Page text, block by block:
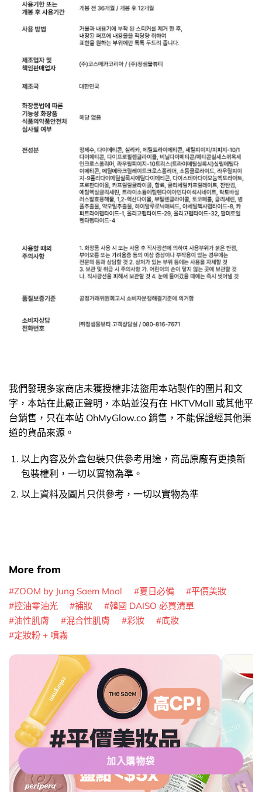
加入購物袋
我們發現多家商店未獲授權非法盜用本站製作的圖片和文
字，本站在此嚴正聲明，本站並沒有在 HKTVMall 或其他平
台銷售，只在本站 OhMyGlow.co 銷售，不能保證經其他渠
道的貨品來源。
以上內容及外盒包裝只供參考用途，商品原廠有更換新
包裝權利，一切以實物為準。
以上資料及圖片只供參考，一切以實物為準
More from
ZOOM by Jung Saem Mool 夏日必備
平價美妝
控油零油光
補妝
韓國 DAISO 必買清單
油性肌膚
混合性肌膚 彩妝
底妝
定妝粉 + 噴霧